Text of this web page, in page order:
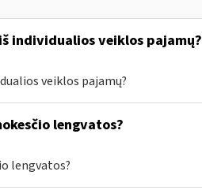
individualios veiklos pajamų?
veiklos pajamų?
lengvatos?
lengvatos?